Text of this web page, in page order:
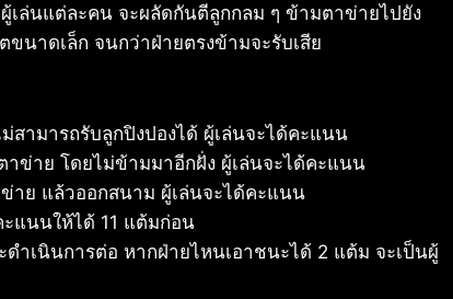
เล่นแต่ละคน จะผลัดกันตีลูกกลม ๆ ข้ามตาข่ายไปยัง
นาดเล็ก จนกว่าฝ่ายตรงข้ามจะรับเสีย
สามารถรับลูกปิงปองได้ ผู้เล่นจะได้คะแนน
าข่าย โดยไม่ข้ามมาอีกฝั่ง ผู้เล่นจะได้คะแนน
าย แล้วออกสนาม ผู้เล่นจะได้คะแนน
แนนให้ได้ 11 แต้มก่อน
ำเนินการต่อ หากฝ่ายไหนเอาชนะได้ 2 แต้ม จะเป็นผู้